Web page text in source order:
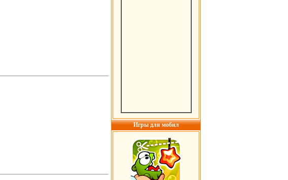
Игры для мобил